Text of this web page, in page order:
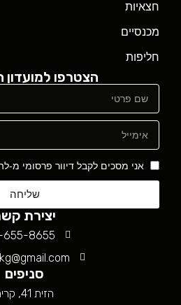
חצאיות
מכנסיים
חליפות
הצטרפו למועדון
אני מסכים לקבל דיוור פרסומי מ-לה
שליחה
יצירת
655-8655
סניפים
הזית 41, קרית גת